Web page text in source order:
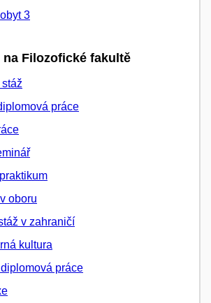
3
na Filozofické fakultě
práce
oboru
v zahraničí
kultura
práce